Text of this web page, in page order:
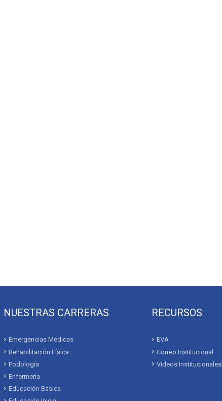
NUESTRAS CARRERAS
Emergencias Médicas
Rehabilitación Física
Podología
Enfermería
Educación Básica
RECURSOS
EVA
Correo Institucional
Videos Institucionales